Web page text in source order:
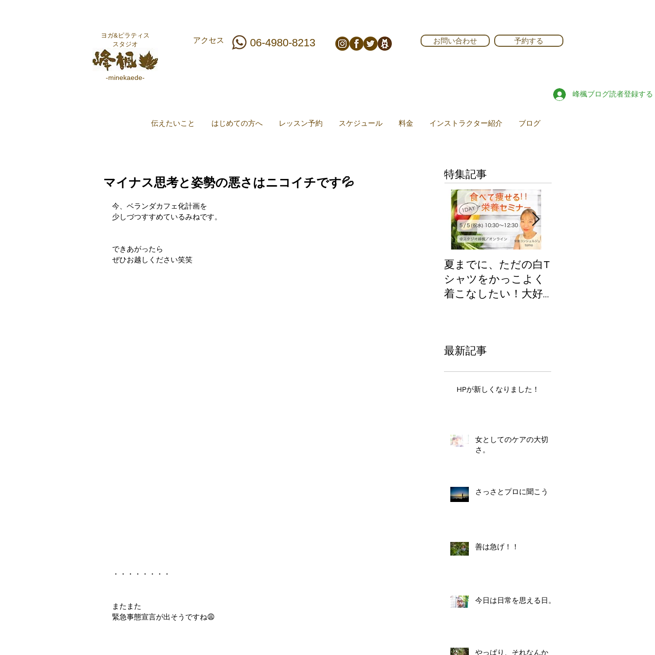
ヨガ&ピラティス
スタジオ
-minekaede-
アクセス 06-4980-8213 お問い合わせ 予約する
峰楓ブログ読者登録する
伝えたいこと はじめての方へ レッスン予約 スケジュール 料金 インストラクター紹介 ブログ
マイナス思考と姿勢の悪さはニコイチです💦
今、ベランダカフェ化計画を
少しづつすすめているみねです。
できあがったら
ぜひお越しください笑笑
・・・・・・・・
またまた
緊急事態宣言が出そうですね😩
特集記事
夏までに、ただの白T
シャツをかっこよく
着こなしたい！大好
最新記事
HPが新しくなりました！
女としてのケアの大切
さ。
さっさとプロに聞こう
善は急げ！！
今日は日常を思える日。
やっぱり、それなんか！